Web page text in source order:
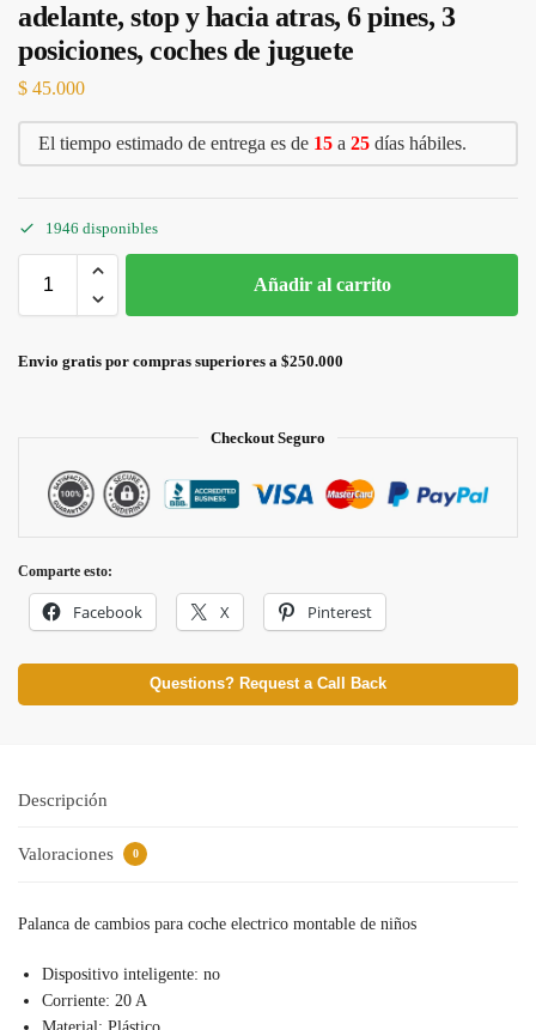
adelante, stop y hacia atras, 6 pines, 3
posiciones, coches de juguete
$ 45.000
El tiempo estimado de entrega es de 15 a 25 días hábiles.
1946 disponibles
Añadir al carrito
Envio gratis por compras superiores a $250.000
Checkout Seguro
Comparte esto:
Facebook X Pinterest
Questions? Request a Call Back
Descripción
Valoraciones 0
Palanca de cambios para coche electrico montable de niños
Dispositivo inteligente: no
Corriente: 20 A